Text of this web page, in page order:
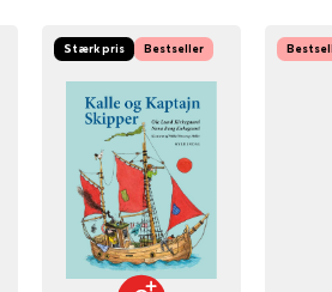
Stærk pris Bestseller